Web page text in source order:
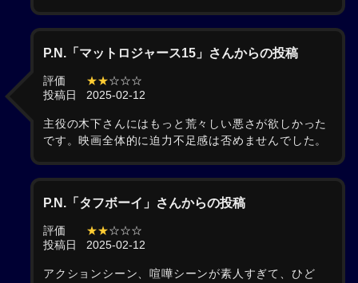
P.N.「マットロジャース15」さんからの投稿
評価 ★★☆☆☆
投稿日
2025-02-12
主役の木下さんにはもっと荒々しい悪さが欲しかった
です。映画全体的に迫力不足感は否めませんでした。
P.N.「タフボーイ」さんからの投稿
評価 ★★☆☆☆
投稿日
2025-02-12
アクションシーン、喧嘩シーンが素人すぎて、ひど